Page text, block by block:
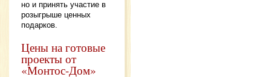
но и принять участие в
розыгрыше ценных
подарков.
Цены на готовые
проекты от
«Монтос-Дом»